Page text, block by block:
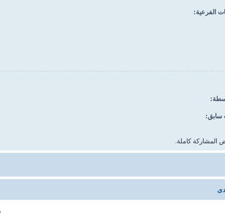
الفرعية:
سابق: